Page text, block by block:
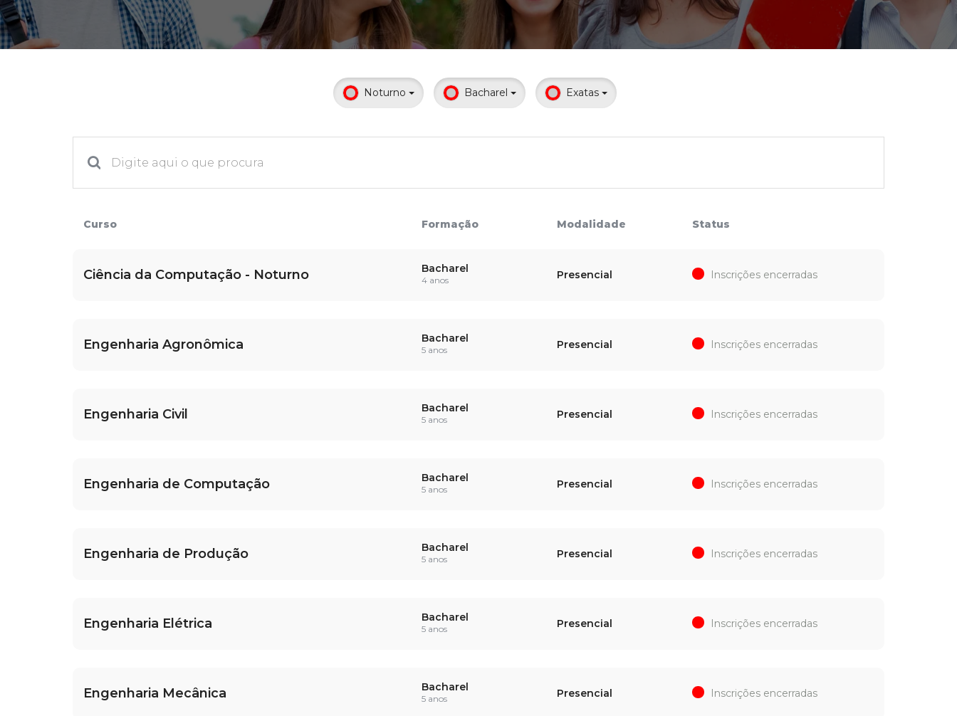
2ª Graduação
Reingresso
Calendário acadêmico
Internacionalização
Noturno Bacharel Exatas
Curso Formação Modalidade Status
Ciência da Computação - Noturno Bacharel
4 anos Presencial Inscrições encerradas
Engenharia Agronômica Bacharel
5 anos Presencial Inscrições encerradas
Engenharia Civil Bacharel
5 anos Presencial Inscrições encerradas
Engenharia de Computação Bacharel
5 anos Presencial Inscrições encerradas
Engenharia de Produção Bacharel
5 anos Presencial Inscrições encerradas
Engenharia Elétrica Bacharel
5 anos Presencial Inscrições encerradas
Engenharia Mecânica Bacharel
5 anos Presencial Inscrições encerradas